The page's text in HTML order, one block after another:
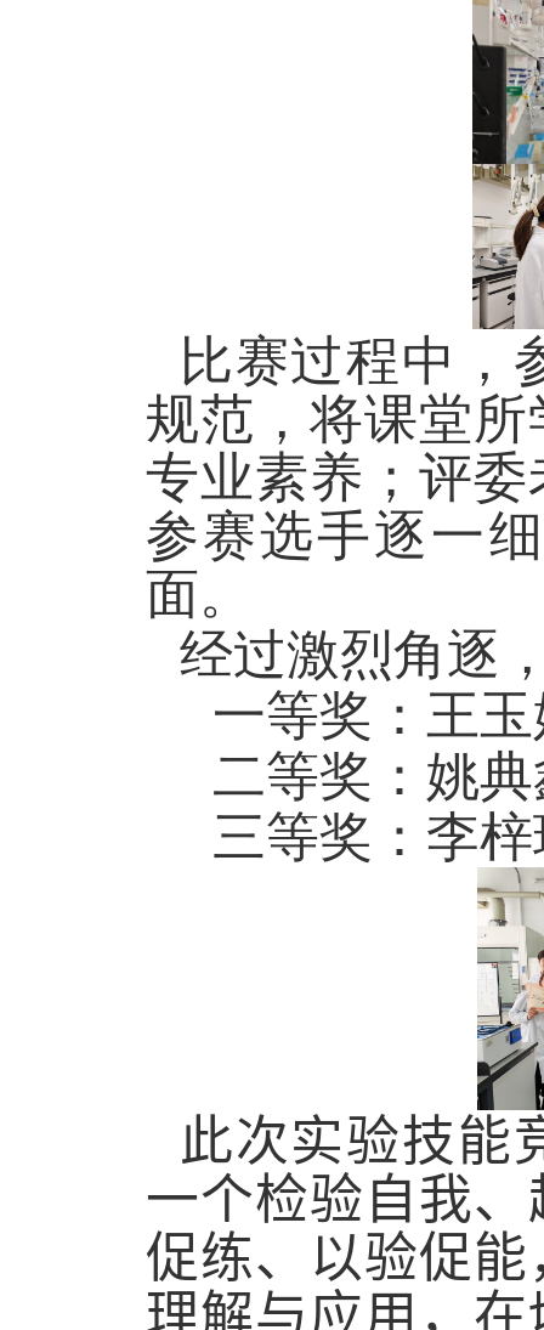
比赛过程中，
规范，将课堂
专业素养；评
参赛选手逐一
面。
经过激烈角逐
一等奖：王玉
二等奖：姚典
三等奖：李梓
此次实验技能
一个检验自我
促练、以验促
理解与应用，